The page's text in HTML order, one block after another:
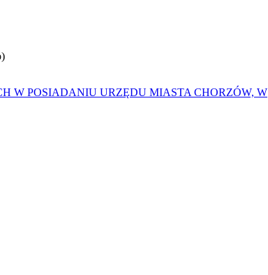
W POSIADANIU URZĘDU MIASTA CHORZÓW, W